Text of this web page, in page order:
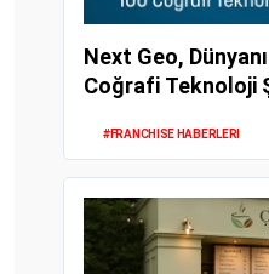
Next Geo,
Coğrafi Teknoloji
#FRANCHISE HABERLERI